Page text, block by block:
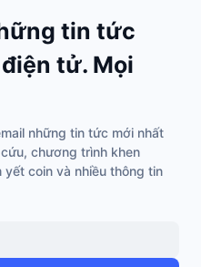
tin tức
tử. Mọi
những tin tức mới nhất
chương trình khen
coin và nhiều thông tin